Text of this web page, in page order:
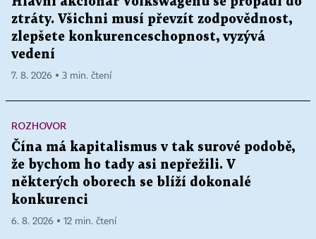
ztráty. Všichni musí převzít zodpovědnost,
zlepšete konkurenceschopnost, vyzývá
vedení
7. 8. 2026 ▪ 3 min. čtení
ROZHOVOR
Čína má kapitalismus v tak surové podobě,
že bychom ho tady asi nepřežili. V
některých oborech se blíží dokonalé
konkurenci
6. 8. 2026 ▪ 12 min. čtení